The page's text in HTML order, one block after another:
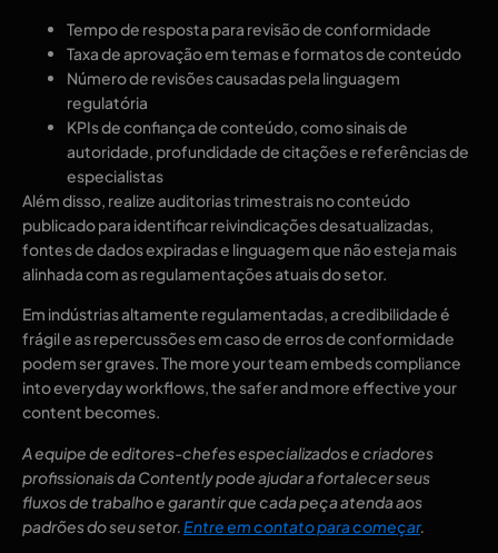
Tempo de resposta para revisão de conformidade
Taxa de aprovação em temas e formatos de conteúdo
Número de revisões causadas pela linguagem
regulatória
KPIs de confiança de conteúdo, como sinais de
autoridade, profundidade de citações e referências de
especialistas
Além disso, realize auditorias trimestrais no conteúdo
publicado para identificar reivindicações desatualizadas,
fontes de dados expiradas e linguagem que não esteja mais
alinhada com as regulamentações atuais do setor.
Em indústrias altamente regulamentadas, a credibilidade é
frágil e as repercussões em caso de erros de conformidade
podem ser graves. The more your team embeds compliance
into everyday workflows, the safer and more effective your
content becomes.
A equipe de editores-chefes especializados e criadores
profissionais da Contently pode ajudar a fortalecer seus
fluxos de trabalho e garantir que cada peça atenda aos
padrões do seu setor.Entre em contato para começar.